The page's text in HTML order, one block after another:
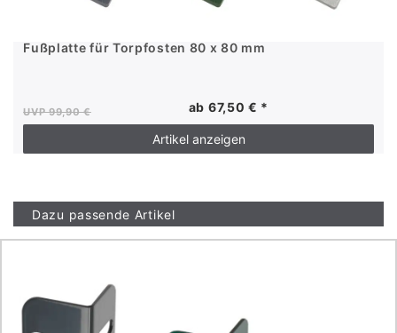
Fußplatte für Torpfosten 80 x 80 mm
UVP 99,90 € ab 67,50 € *
Artikel anzeigen
Dazu passende Artikel